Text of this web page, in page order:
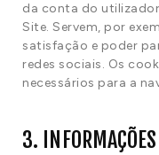
da conta do
Site. Servem, por
satisfação e poder
redes sociais. Os
necessários para a
3.